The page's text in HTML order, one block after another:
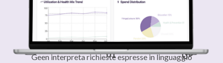
Linguaggio naturale
Geen interpreta richieste espresse in linguaggio
01 02